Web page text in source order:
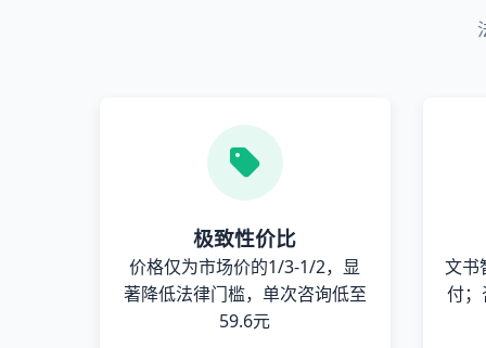
极致性价比
价格仅为市场价的1/3-1/2，显
著降低法律门槛，单次咨询低至
59.6元
文书
付